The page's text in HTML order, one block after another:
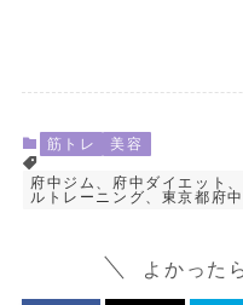
筋トレ 美容
府中ジム、府中ダイエット
ルトレーニング、東京都府
よかった